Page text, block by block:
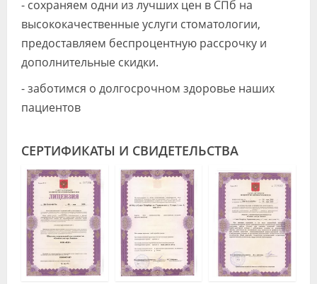
- сохраняем одни из лучших цен в СПб на
высококачественные услуги стоматологии,
предоставляем беспроцентную рассрочку и
дополнительные скидки.
- заботимся о долгосрочном здоровье наших
пациентов
СЕРТИФИКАТЫ И СВИДЕТЕЛЬСТВА